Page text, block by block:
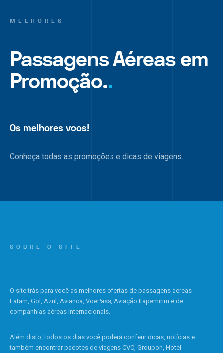
MELHORES
Passagens Aéreas em
Promoção..
Os melhores voos!
Conheça todas as promoções e dicas de viagens.
SOBRE O SITE
O site trás para você as melhores ofertas de passagens aereas
Latam, Gol, Azul, Avianca, VoePass, Aviação Itapemirim e de
companhias aéreas internacionais.
Além disto, todos os dias você poderá conferir dicas, notícias e
também encontrar pacotes de viagens CVC, Groupon, Hotel